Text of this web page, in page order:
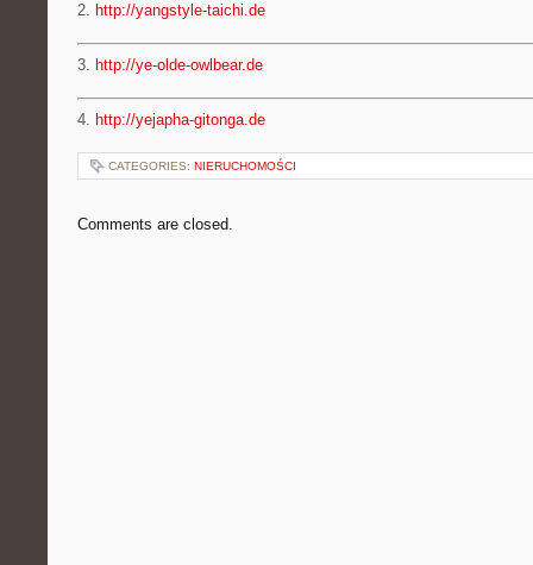
2. http://yangstyle-taichi.de
3. http://ye-olde-owlbear.de
4. http://yejapha-gitonga.de
CATEGORIES: NIERUCHOMOŚCI
Comments are closed.